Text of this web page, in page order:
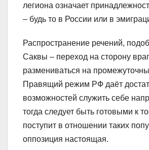
легиона означает
– будь то в России или в
Распространение речений,
Саквы – переход на сторону
размениваться на
Правящий режим РФ даёт
возможностей служить себе
тогда следует быть готовыми к
поступит в отношении таких
оппозиция настоящая.